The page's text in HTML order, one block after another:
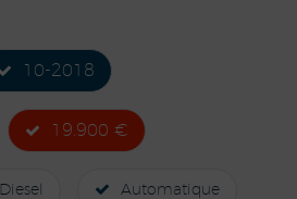
10-2018
19.900 €
Diesel Automatique